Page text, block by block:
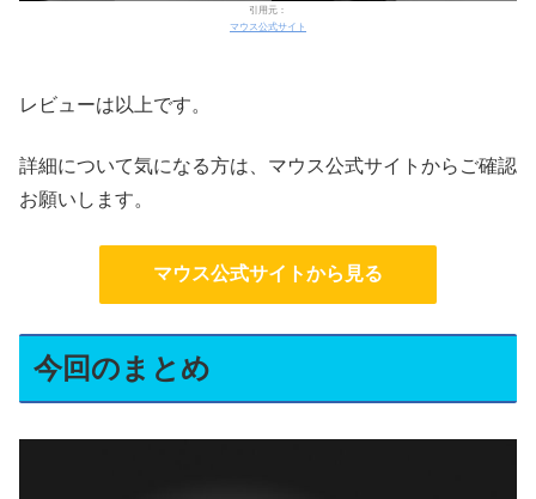
引用元：
マウス公式サイト
レビューは以上です。
詳細について気になる方は、マウス公式サイトからご確認
お願いします。
マウス公式サイトから見る
今回のまとめ